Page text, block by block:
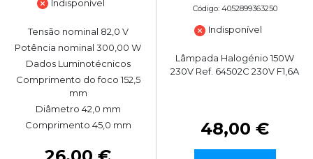
Indisponível
Tensão nominal 82,0 V
Potência nominal 300,00 W
Dados Luminotécnicos
Comprimento do foco 152,5
mm
Diâmetro 42,0 mm
Comprimento 45,0 mm
Código: 4052899363250
Indisponível
Lâmpada Halogénio 150W
230V Ref. 64502C 230V F1,6A
48,00 €